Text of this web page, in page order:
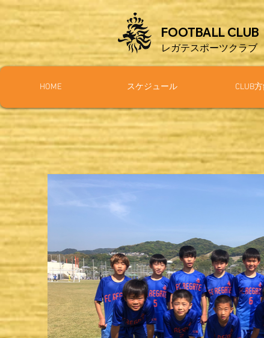
FOOTBALL CLUB
レガテスポーツクラブ
HOME スケジュール CLUB